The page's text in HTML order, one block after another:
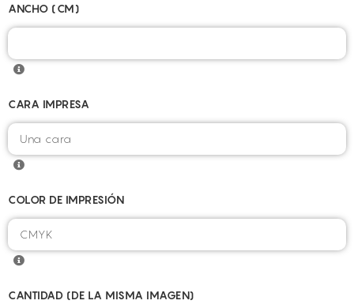
ANCHO (CM)
CARA IMPRESA
COLOR DE IMPRESIÓN
CANTIDAD (DE LA MISMA IMAGEN)